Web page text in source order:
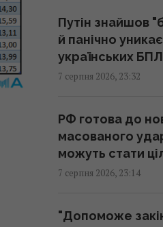
23:17 п'ятниця, 07
Одна фраза
23:07 п'ятниця, 07
Над ремонтною
22:33 п'ятниця, 07 серпня
Путін знайшов
й панічно
українських
7 серпня 2026, 23:32
РФ готова до
масованого
можуть стати
7 серпня 2026, 23:14
"Допоможе